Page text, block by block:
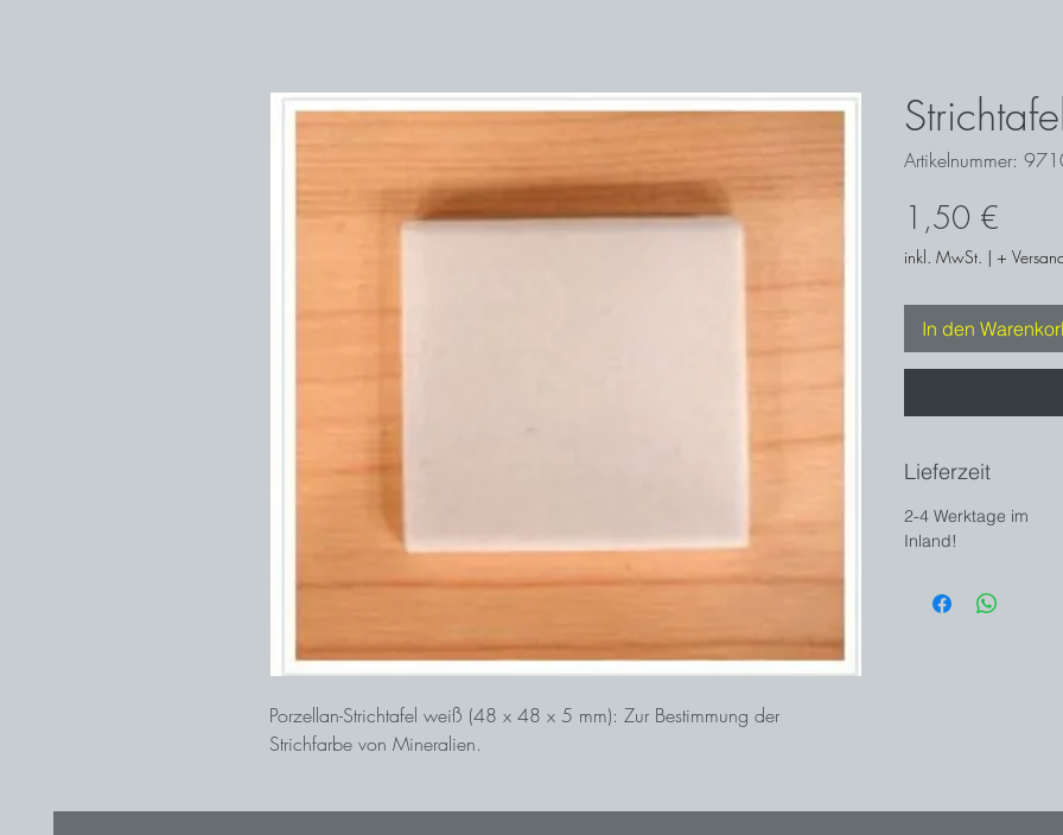
Porzellan-Strichtafel weiß (48 x 48 x 5 mm): Zur Bestimmung der
Strichfarbe von Mineralien.
Artikelnummer:
1,50 €
inkl. MwSt. | +
In den
Lieferzeit
2-4 Werktage im
Inland!